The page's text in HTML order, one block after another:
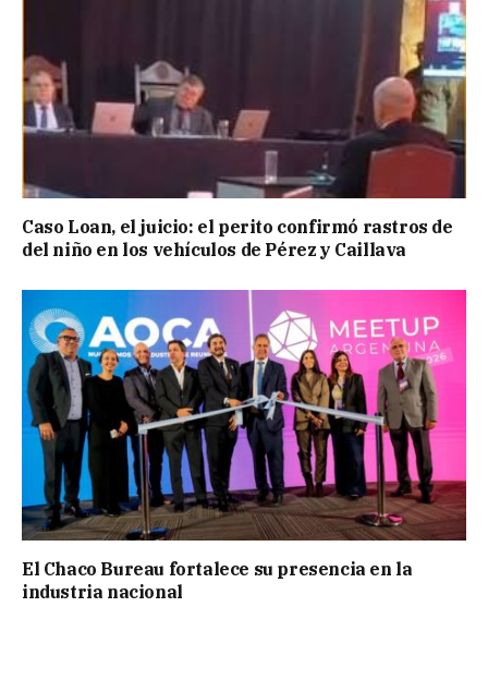
Caso Loan, el juicio: el perito confirmó rastros de
del niño en los vehículos de Pérez y Caillava
El Chaco Bureau fortalece su presencia en la
industria nacional